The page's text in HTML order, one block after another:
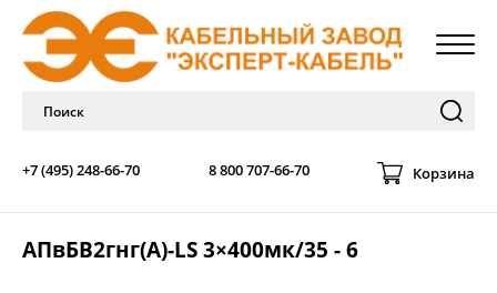
+7 (495) 248-66-70 8 800 707-66-70 Корзина
АПвБВ2гнг(А)-LS 3×400мк/35 - 6